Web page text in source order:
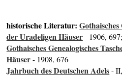
historische Literatur:Gothaisches
der Uradeligen Häuser- 1906,
Gothaisches Genealogisches
Häuser- 1908, 676
Jahrbuch des Deutschen Adels-